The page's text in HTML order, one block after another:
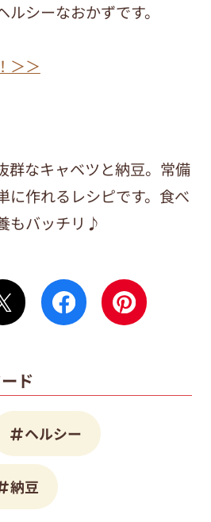
シーなおかずです。
＞＞
群なキャベツと納豆。常備
に作れるレシピです。食べ
もバッチリ♪
ド
ヘルシー
納豆